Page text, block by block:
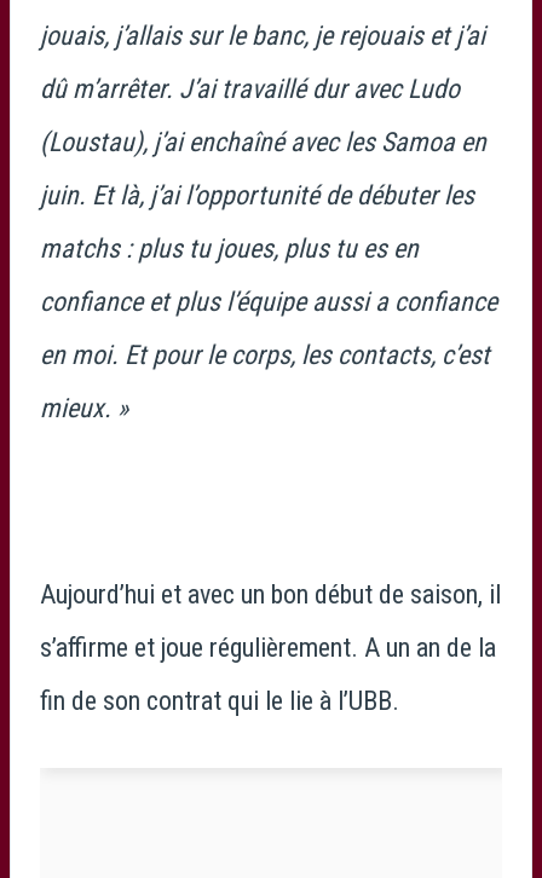
jouais, j’allais sur le banc, je rejouais et j’ai
dû m’arrêter. J’ai travaillé dur avec Ludo
(Loustau), j’ai enchaîné avec les Samoa en
juin. Et là, j’ai l’opportunité de débuter les
matchs : plus tu joues, plus tu es en
confiance et plus l’équipe aussi a confiance
en moi. Et pour le corps, les contacts, c’est
mieux. »
Aujourd’hui et avec un bon début de saison, il
s’affirme et joue régulièrement. A un an de la
fin de son contrat qui le lie à l’UBB.